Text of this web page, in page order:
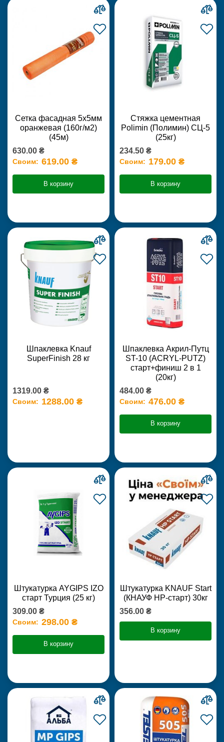
Сетка фасадная 5х5мм
оранжевая (160г/м2)
(45м)
630.00 ₴
Своим: 619.00 ₴
В корзину
Стяжка цементная
Polimin (Полимин) СЦ-5
(25кг)
234.50 ₴
Своим: 179.00 ₴
В корзину
Шпаклевка Knauf
SuperFinish 28 кг
1319.00 ₴
Своим: 1288.00 ₴
Шпаклевка Акрил-Путц
ST-10 (ACRYL-PUTZ)
старт+финиш 2 в 1
(20кг)
484.00 ₴
Своим: 476.00 ₴
В корзину
Штукатурка AYGIPS IZO
старт Турция (25 кг)
309.00 ₴
Своим: 298.00 ₴
В корзину
Штукатурка KNAUF Start
(КНАУФ НР-старт) 30кг
356.00 ₴
В корзину